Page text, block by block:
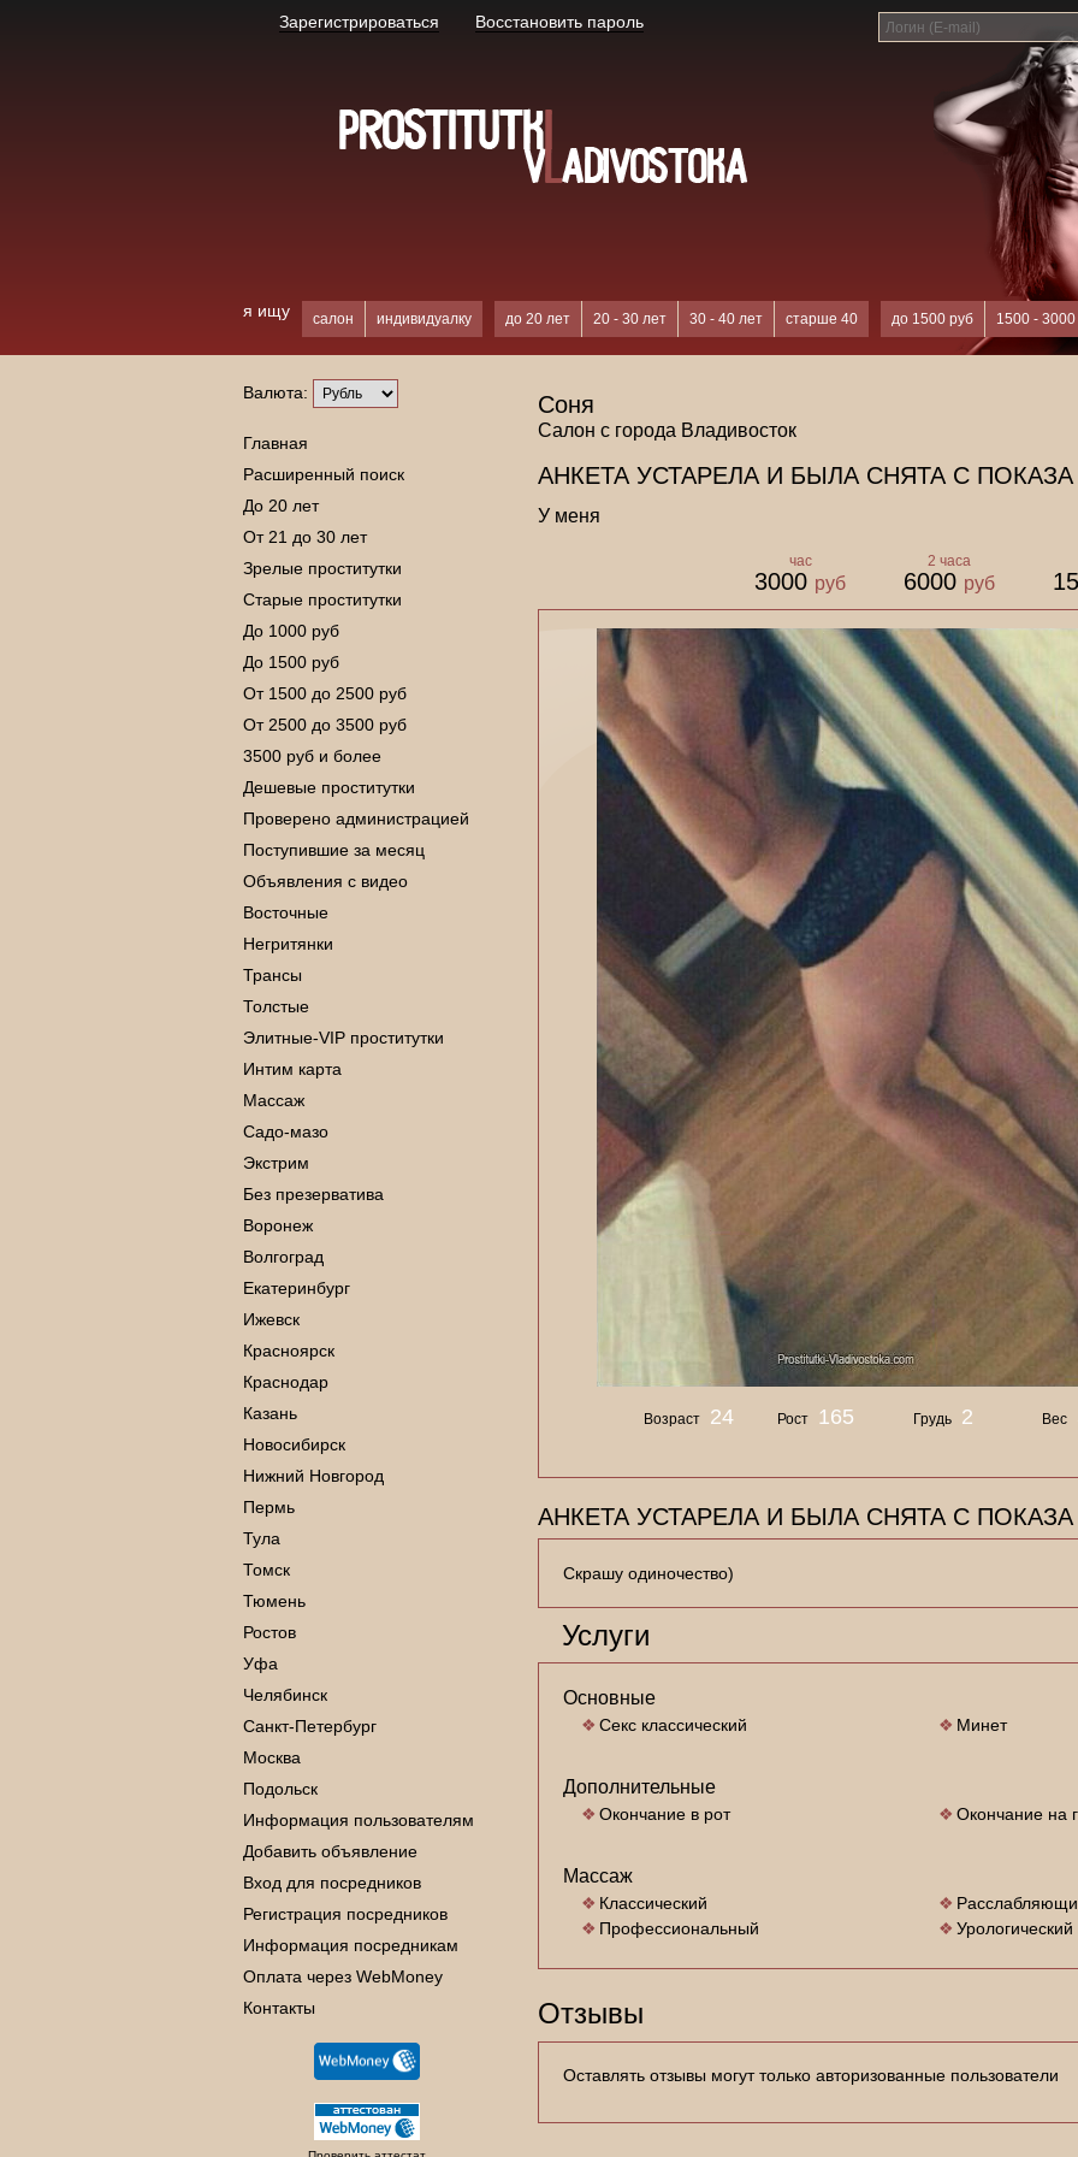
Зарегистрироваться Восстановить пароль
я ищу салон индивидуалку до 20 лет 20 - 30 лет 30 - 40 лет старше 40 до 1500 руб 1500 - 3000
Валюта:
Главная
Расширенный поиск
До 20 лет
От 21 до 30 лет
Зрелые проститутки
Старые проститутки
До 1000 руб
До 1500 руб
От 1500 до 2500 руб
От 2500 до 3500 руб
3500 руб и более
Дешевые проститутки
Проверено администрацией
Поступившие за месяц
Объявления с видео
Восточные
Негритянки
Трансы
Толстые
Элитные-VIP проститутки
Интим карта
Массаж
Садо-мазо
Экстрим
Без презерватива
Воронеж
Волгоград
Екатеринбург
Ижевск
Красноярск
Краснодар
Казань
Новосибирск
Нижний Новгород
Пермь
Тула
Томск
Тюмень
Ростов
Уфа
Челябинск
Санкт-Петербург
Москва
Подольск
Информация пользователям
Добавить объявление
Вход для посредников
Регистрация посредников
Информация посредникам
Оплата через WebMoney
Контакты
Соня
Салон с города Владивосток
АНКЕТА УСТАРЕЛА И БЫЛА СНЯТА С ПОКАЗА
У меня
час
3000 руб
2 часа
6000 руб
Возраст 24 Рост 165 Грудь 2 Вес
АНКЕТА УСТАРЕЛА И БЫЛА СНЯТА С ПОКАЗА
Скрашу одиночество)
Услуги
Основные
Секс классический Минет
Дополнительные
Окончание в рот Окончание на
Массаж
Классический
Профессиональный
Урологический
Отзывы
Оставлять отзывы могут только авторизованные пользователи